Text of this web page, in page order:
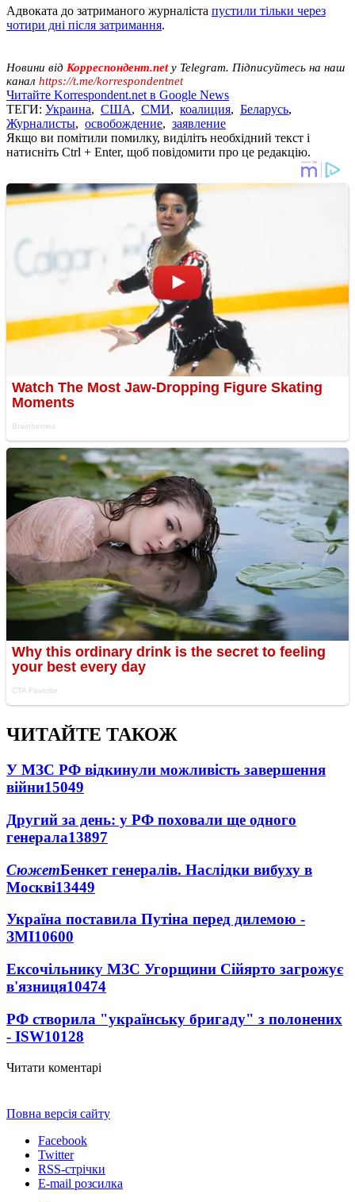
Адвоката до затриманого журналіста пустили тільки через
чотири дні після затримання.
Новини від Корреспондент.netу Telegram. Підписуйтесь на наш
канал https://t.me/korrespondentnet
Читайте Korrespondent.net в Google News
ТЕГИ: Украина, США, СМИ, коалиция, Беларусь,
Журналисты, освобождение, заявление
Якщо ви помітили помилку, виділіть необхідний текст і
натисніть Ctrl + Enter, щоб повідомити про це редакцію.
ЧИТАЙТЕ ТАКОЖ
У МЗС РФ відкинули можливість завершення
війни15049
Другий за день: у РФ поховали ще одного
генерала13897
СюжетБенкет генералів. Наслідки вибуху в
Москві13449
Україна поставила Путіна перед дилемою -
ЗМІ10600
Ексочільнику МЗС Угорщини Сійярто загрожує
в'язниця10474
РФ створила "українську бригаду" з полонених
- ISW10128
Читати коментарі
Повна версія сайту
Facebook
Twitter
RSS-стрічки
E-mail розсилка